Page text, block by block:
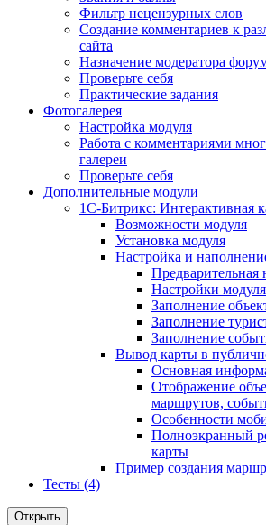
Фильтр нецензурных слов
Создание комментариев к
сайта
Назначение модератора
Проверьте себя
Практические задания
Фотогалерея
Настройка модуля
Работа с комментариями
галереи
Проверьте себя
Дополнительные модули
1С-Битрикс: Интерактивная
Возможности модуля
Установка модуля
Настройка и
Предварительная
Настройки модуля
Заполнение
Заполнение
Заполнение
Вывод карты в
Основная
Отображение
маршрутов,
Особенности
Полноэкранный
карты
Пример создания
Тесты (4)
Открыть